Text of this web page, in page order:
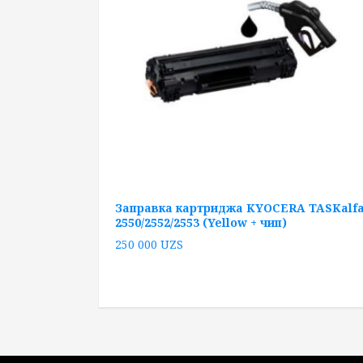
Заправка картриджа KYOCERA
2550/2552/2553 (Yellow + чип)
250 000 UZS